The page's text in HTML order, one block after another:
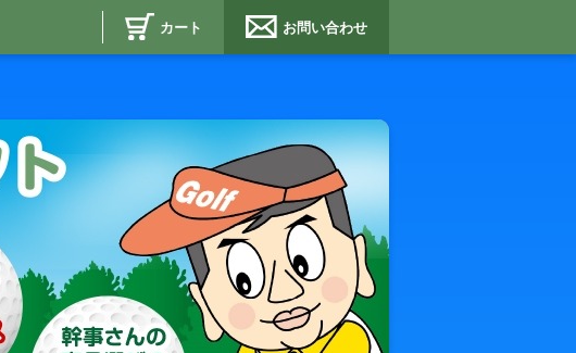
カート お問い合わせ